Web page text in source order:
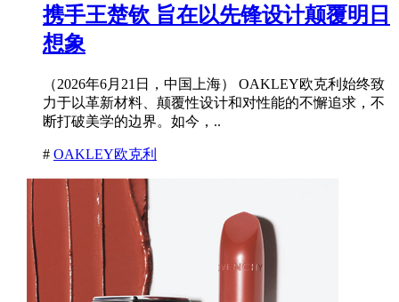
携手王楚钦 旨在以先锋设计颠覆明日
想象
（2026年6月21日，中国上海） OAKLEY欧克利始终致
力于以革新材料、颠覆性设计和对性能的不懈追求，不
断打破美学的边界。如今，..
# OAKLEY欧克利